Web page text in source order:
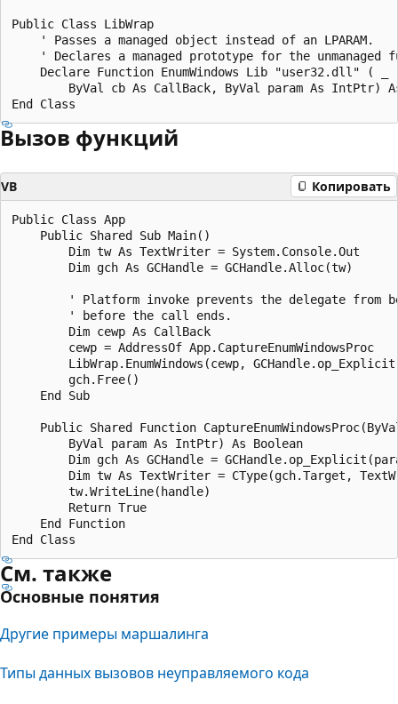
Public Class LibWrap
    ' Passes a managed object instead of an LPARAM.
' Declares a managed prototype for the unmanaged
    Declare Function EnumWindows Lib "user32.dll" ( _
ByVal cb As CallBack, ByVal param As IntPtr)
Вызов функций
VB Копировать
Public Class App
    Public Shared Sub Main()
        Dim tw As TextWriter = System.Console.Out
        Dim gch As GCHandle = GCHandle.Alloc(tw)
' Platform invoke prevents the delegate from
        ' before the call ends.
        Dim cewp As CallBack
        cewp = AddressOf App.CaptureEnumWindowsProc
LibWrap.EnumWindows(cewp,
        gch.Free()
    End Sub
Public Shared Function
        ByVal param As IntPtr) As Boolean
Dim gch As GCHandle =
Dim tw As TextWriter = CType(gch.Target,
        tw.WriteLine(handle)
        Return True
    End Function
См. также
Основные понятия
Другие примеры маршалинга
Типы данных вызовов неуправляемого кода